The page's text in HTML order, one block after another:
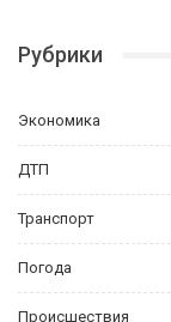
Рубрики
Экономика
ДТП
Транспорт
Погода
Происшествия